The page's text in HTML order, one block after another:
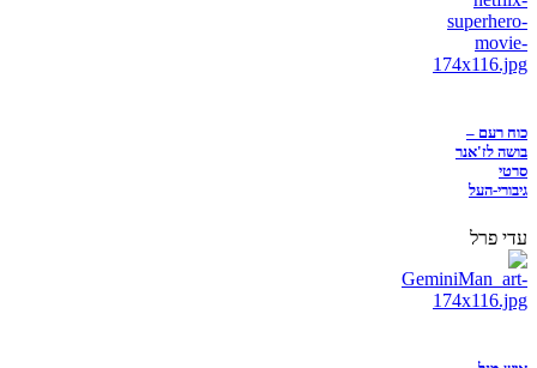
כוח רעם –
בושה לז'אנר
סרטי
גיבורי-העל
עדי פרל